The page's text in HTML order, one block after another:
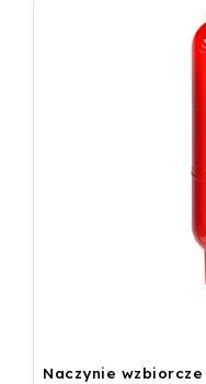
Naczynie wzbiorcze